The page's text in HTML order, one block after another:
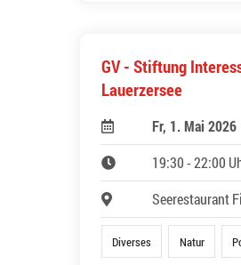
GV - Stiftung
Lauerzersee
Fr, 1. Mai 2026
19:30 - 22:00
Seerestaurant
Diverses Natur